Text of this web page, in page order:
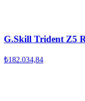
G.Skill Trident Z5
₺182.034,84